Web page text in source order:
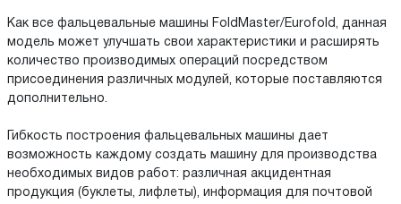
Как все фальцевальные машины FoldMaster/Eurofold, данная
модель может улучшать свои характеристики и расширять
количество производимых операций посредством
присоединения различных модулей, которые поставляются
дополнительно.
Гибкость построения фальцевальных машины дает
возможность каждому создать машину для производства
необходимых видов работ: различная акцидентная
продукция (буклеты, лифлеты), информация для почтовой